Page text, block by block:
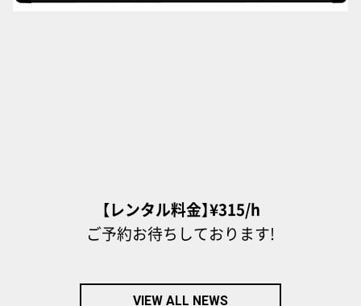
【レンタル料金】¥315/h
ご予約お待ちしております!
VIEW ALL NEWS